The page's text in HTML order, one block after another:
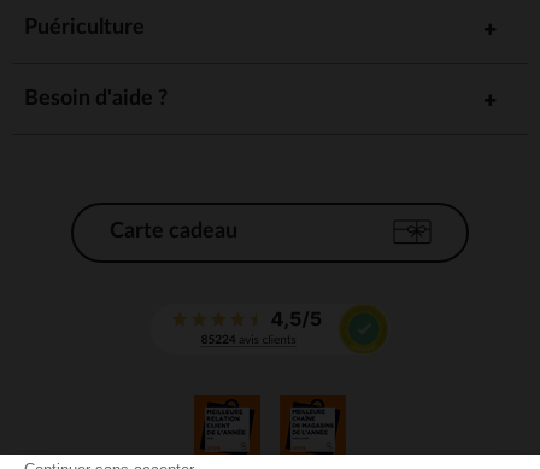
Puériculture
Besoin d'aide ?
Carte cadeau